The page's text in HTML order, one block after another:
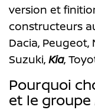
version et
constructeurs
Dacia, Peugeot,
Suzuki, Kia,
Pourquoi
et le groupe